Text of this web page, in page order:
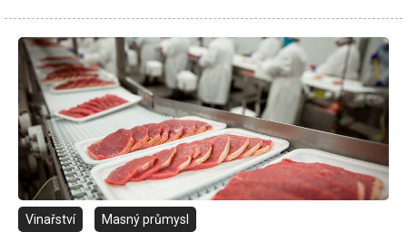
Vinařství Masný průmysl